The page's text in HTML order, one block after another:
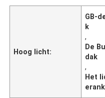
Hoog licht:
GB-
k
,
De
dak
,
Het